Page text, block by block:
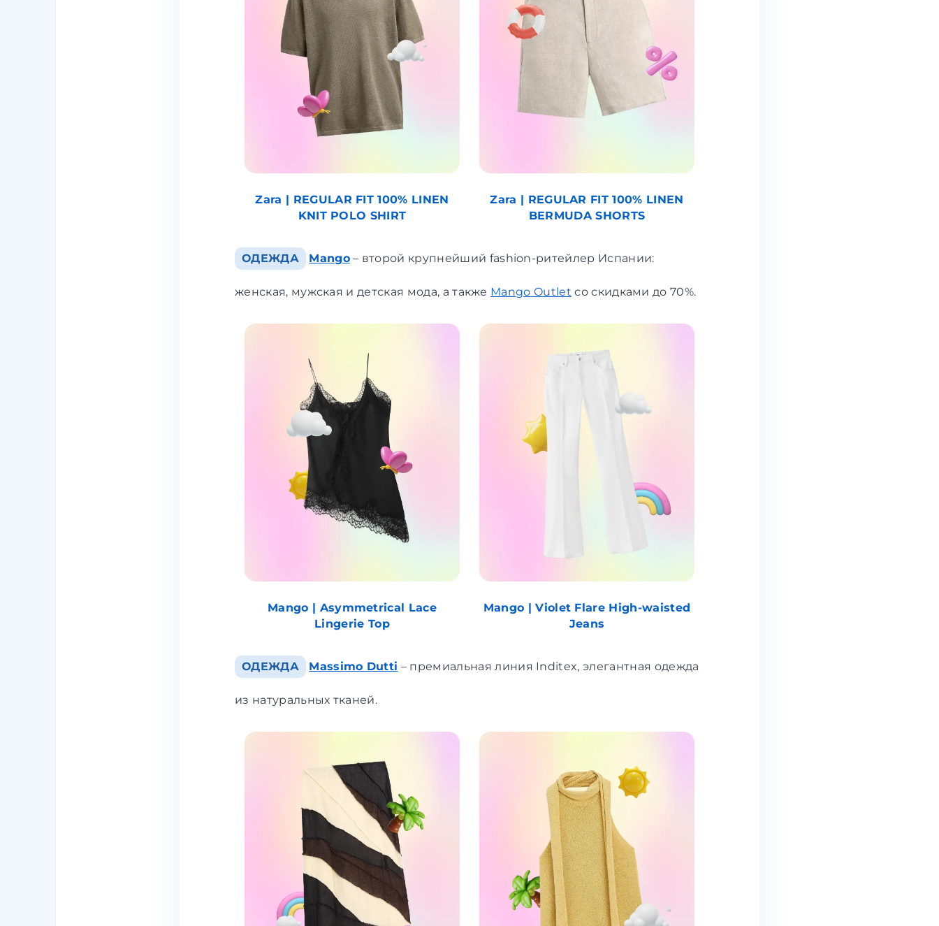
Zara | REGULAR FIT 100% LINEN
KNIT POLO SHIRT
Zara | REGULAR FIT 100% LINEN
BERMUDA SHORTS
ОДЕЖДА Mango– второй крупнейший fashion-ритейлер Испании:
женская, мужская и детская мода, а также Mango Outlet со скидками до 70%.
Mango | Asymmetrical Lace
Lingerie Top
Mango | Violet Flare High-waisted
Jeans
ОДЕЖДА Massimo Dutti – премиальная линия Inditex, элегантная одежда
из натуральных тканей.